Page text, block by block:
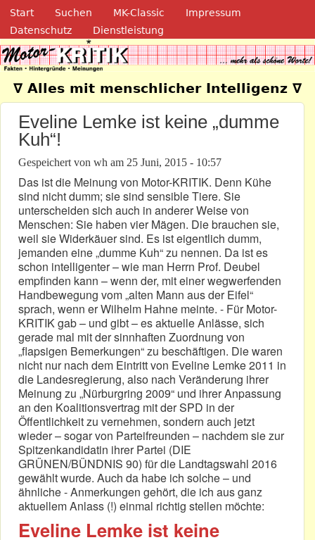
Direkt zum Inhalt
Navigation
Start Suchen MK-Classic
Impressum
Datenschutz
Dienstleistung
Motor-Kritik.de
∇ Alles mit menschlicher Intelligenz ∇
Eveline Lemke ist keine „dumme
Kuh“!
Gespeichert von wh am 25 Juni, 2015 - 10:57
Das ist die Meinung von Motor-KRITIK. Denn Kühe
sind nicht dumm; sie sind sensible Tiere. Sie
unterscheiden sich auch in anderer Weise von
Menschen: Sie haben vier Mägen. Die brauchen sie,
weil sie Widerkäuer sind. Es ist eigentlich dumm,
jemanden eine „dumme Kuh“ zu nennen. Da ist es
schon intelligenter – wie man Herrn Prof. Deubel
empfinden kann – wenn der, mit einer wegwerfenden
Handbewegung vom „alten Mann aus der Eifel“
sprach, wenn er Wilhelm Hahne meinte. - Für Motor-
KRITIK gab – und gibt – es aktuelle Anlässe, sich
gerade mal mit der sinnhaften Zuordnung von
„flapsigen Bemerkungen“ zu beschäftigen. Die waren
nicht nur nach dem Eintritt von Eveline Lemke 2011 in
die Landesregierung, also nach Veränderung ihrer
Meinung zu „Nürburgring 2009“ und ihrer Anpassung
an den Koalitionsvertrag mit der SPD in der
Öffentlichkeit zu vernehmen, sondern auch jetzt
wieder – sogar von Parteifreunden – nachdem sie zur
Spitzenkandidatin ihrer Partei (DIE
GRÜNEN/BÜNDNIS 90) für die Landtagswahl 2016
gewählt wurde. Auch da habe ich solche – und
ähnliche - Anmerkungen gehört, die ich aus ganz
aktuellem Anlass (!) einmal richtig stellen möchte:
Eveline Lemke ist keine